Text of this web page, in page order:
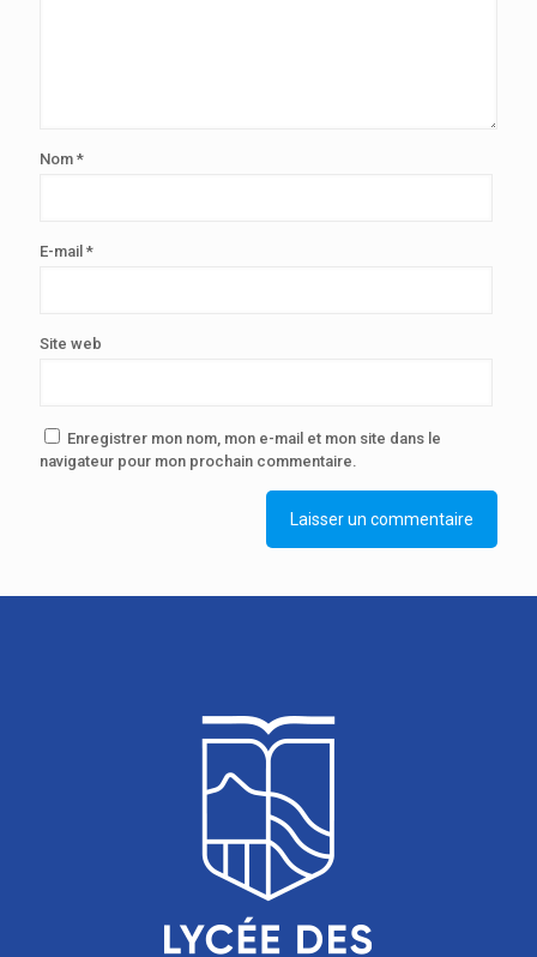
Nom *
E-mail *
Site web
Enregistrer mon nom, mon e-mail et mon site dans le
navigateur pour mon prochain commentaire.